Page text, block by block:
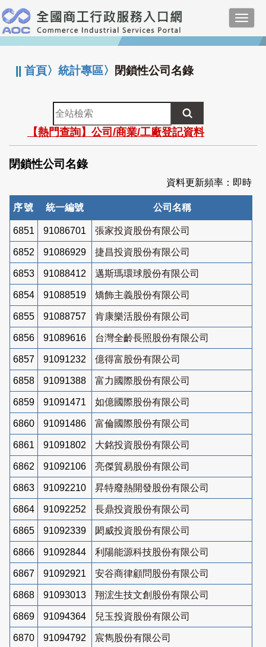
跳
到
主
要
:::
||首頁〉統計專區〉 閉鎖性公司名錄
全
站
檢
索
【熱門查詢】公司/商業/工廠登記資料
閉鎖性公司名錄
資料更新頻率：即時
序號 統一編號 公司名稱
6851 91086701 張家投資股份有限公司
6852 91086929 捷昌投資股份有限公司
6853 91088412 邁斯瑪環球股份有限公司
6854 91088519 矯飾主義股份有限公司
6855 91088757 肯康樂活股份有限公司
6856 91089616 台灣全齡長照股份有限公司
6857 91091232 億得富股份有限公司
6858 91091388 富力國際股份有限公司
6859 91091471 如億國際股份有限公司
6860 91091486 富倫國際股份有限公司
6861 91091802 大銘投資股份有限公司
6862 91092106 亮傑貿易股份有限公司
6863 91092210 昇特廢熱開發股份有限公司
6864 91092252 長鼎投資股份有限公司
6865 91092339 閎威投資股份有限公司
6866 91092844 利陽能源科技股份有限公司
6867 91092921 安谷商律顧問股份有限公司
6868 91093013 翔浤生技文創股份有限公司
6869 91094364 兒玉投資股份有限公司
6870 91094792 宸雋股份有限公司